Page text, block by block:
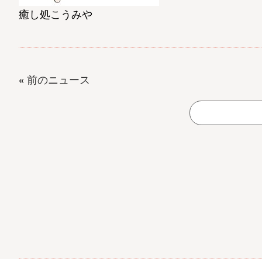
癒し処こうみや
« 前のニュース